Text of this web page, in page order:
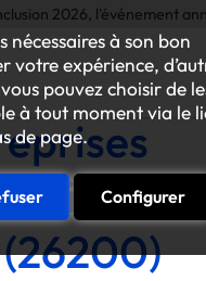
nécessaires à son bon
expérience,
pouvez choisir de
à tout moment via le
de page.
Configurer
l'événement annuel
ville de